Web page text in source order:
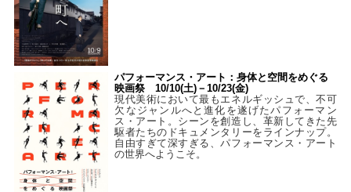
パフォーマンス・アート：身体と空間をめぐる
映画祭 10/10(土)－10/23(金)
現代美術において最もエネルギッシュで、不可
欠なジャンルへと進化を遂げたパフォーマン
ス・アート。シーンを創造し、革新してきた先
駆者たちのドキュメンタリーをラインナップ。
自由すぎて深すぎる、パフォーマンス・アート
の世界へようこそ。